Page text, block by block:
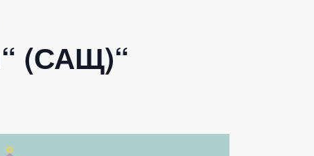
(САЩ)“